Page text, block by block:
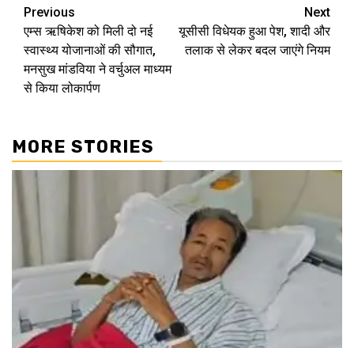
Continue
Reading
Previous
एम्स ऋषिकेश को मिली दो नई
स्वास्थ्य योजानाओं की सौगात,
मनसुख मांडविया ने वर्चुअल माध्यम
से किया लोकार्पण
Next
यूसीसी विधेयक हुआ पेश, शादी और
तलाक से लेकर बदल जाएंगे नियम
MORE STORIES